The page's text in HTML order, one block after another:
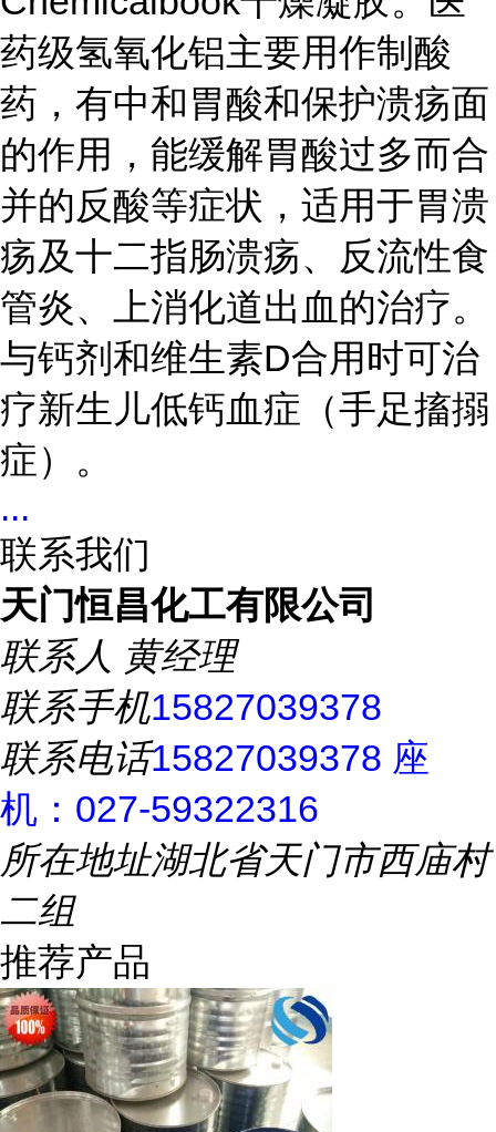
药级氢氧化铝主要用作制酸
药，有中和胃酸和保护溃疡面
的作用，能缓解胃酸过多而合
并的反酸等症状，适用于胃溃
疡及十二指肠溃疡、反流性食
管炎、上消化道出血的治疗。
与钙剂和维生素D合用时可治
疗新生儿低钙血症（手足搐搦
症）。
...
联系我们
天门恒昌化工有限公司
联系人 黄经理
联系手机15827039378
联系电话15827039378 座
机：027-59322316
所在地址湖北省天门市西庙村
二组
推荐产品